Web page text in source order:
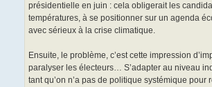
présidentielle en juin : cela obligerait les
températures, à se positionner sur un agenda
avec sérieux à la crise climatique.
Ensuite, le problème, c’est cette impression
paralyser les électeurs… S’adapter au niveau
tant qu’on n’a pas de politique systémique pour